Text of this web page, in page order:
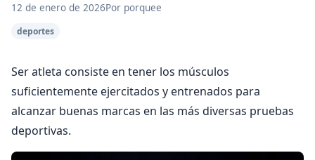
12 de enero de 2026Por porquee
deportes
Ser atleta consiste en tener los músculos
suficientemente ejercitados y entrenados para
alcanzar buenas marcas en las más diversas pruebas
deportivas.